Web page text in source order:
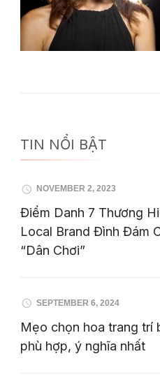
TIN NỔI BẬT
NOVEMBER 2, 2023
Điểm Danh 7 Thương
Local Brand Đình Đám
“Dân Chơi”
SEPTEMBER 6, 2024
Mẹo chọn hoa trang trí
phù hợp, ý nghĩa nhất